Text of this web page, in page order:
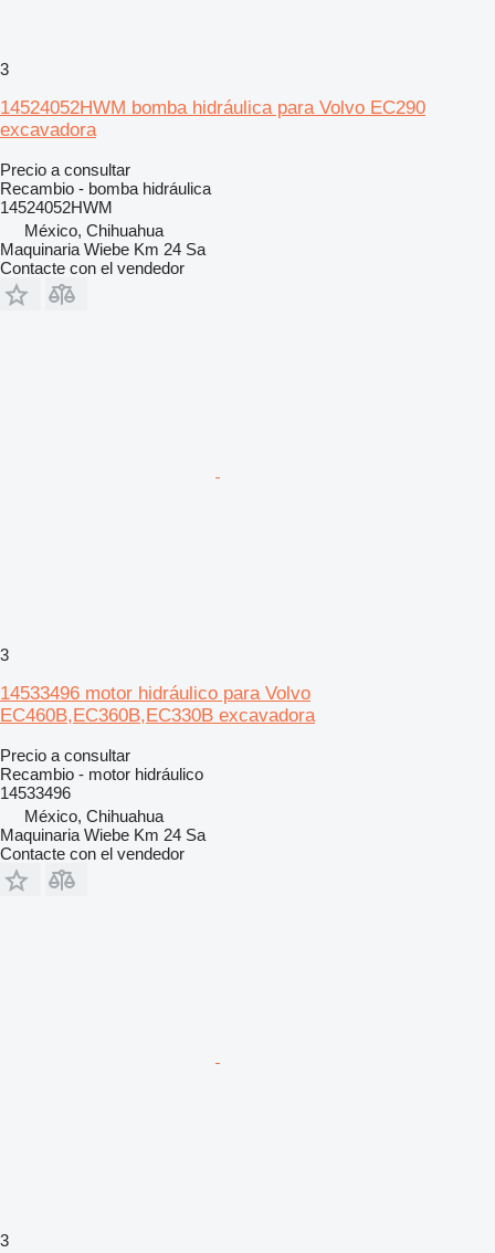
3
14524052HWM bomba hidráulica para Volvo EC290
excavadora
Precio a consultar
Recambio - bomba hidráulica
14524052HWM
México, Chihuahua
Maquinaria Wiebe Km 24 Sa
Contacte con el vendedor
3
14533496 motor hidráulico para Volvo
EC460B,EC360B,EC330B excavadora
Precio a consultar
Recambio - motor hidráulico
14533496
México, Chihuahua
Maquinaria Wiebe Km 24 Sa
Contacte con el vendedor
3